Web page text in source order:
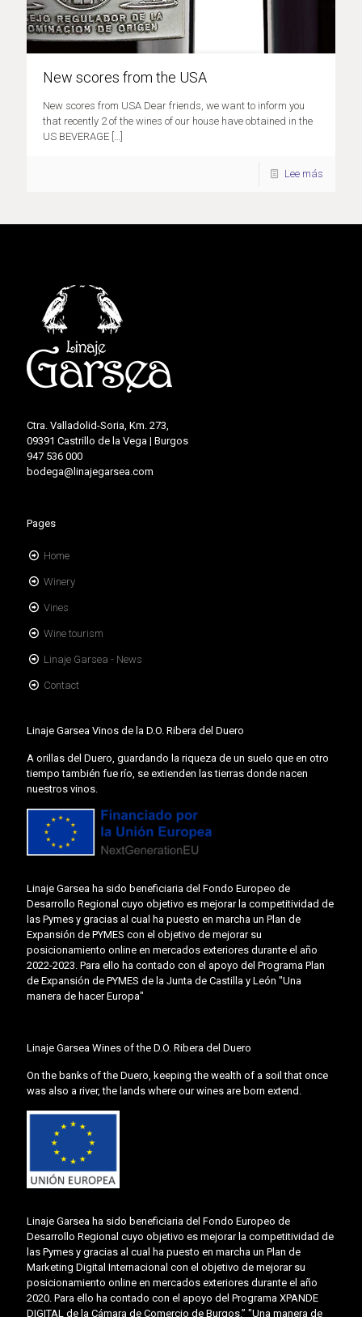
New scores from the USA
New scores from USA Dear friends, we want to inform you
that recently 2 of the wines of our house have obtained in the
US BEVERAGE […]
Lee más
Ctra. Valladolid-Soria, Km. 273,
09391 Castrillo de la Vega | Burgos
947 536 000
bodega@linajegarsea.com
Pages
Home
Winery
Vines
Wine tourism
Linaje Garsea - News
Contact
Linaje Garsea Vinos de la D.O. Ribera del Duero
A orillas del Duero, guardando la riqueza de un suelo que en otro
tiempo también fue río, se extienden las tierras donde nacen
nuestros vinos.
Linaje Garsea ha sido beneficiaria del Fondo Europeo de
Desarrollo Regional cuyo objetivo es mejorar la competitividad de
las Pymes y gracias al cual ha puesto en marcha un Plan de
Expansión de PYMES con el objetivo de mejorar su
posicionamiento online en mercados exteriores durante el año
2022-2023. Para ello ha contado con el apoyo del Programa Plan
de Expansión de PYMES de la Junta de Castilla y León "Una
manera de hacer Europa"
Linaje Garsea Wines of the D.O. Ribera del Duero
On the banks of the Duero, keeping the wealth of a soil that once
was also a river, the lands where our wines are born extend.
Linaje Garsea ha sido beneficiaria del Fondo Europeo de
Desarrollo Regional cuyo objetivo es mejorar la competitividad de
las Pymes y gracias al cual ha puesto en marcha un Plan de
Marketing Digital Internacional con el objetivo de mejorar su
posicionamiento online en mercados exteriores durante el año
2020. Para ello ha contado con el apoyo del Programa XPANDE
DIGITAL de la Cámara de Comercio de Burgos.” "Una manera de